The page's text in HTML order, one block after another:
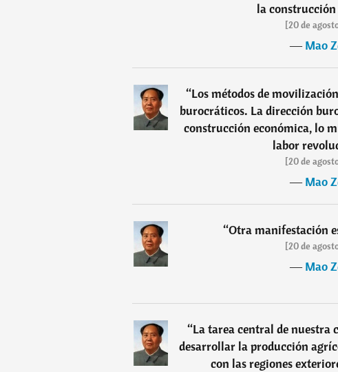
la
[20 de
―Mao
“Los métodos de
burocráticos. La dirección
construcción económica, lo
labor
[20 de
―Mao
“Otra manifestación
[20 de
―Mao
“La tarea central de nuestra
desarrollar la producción
con las regiones